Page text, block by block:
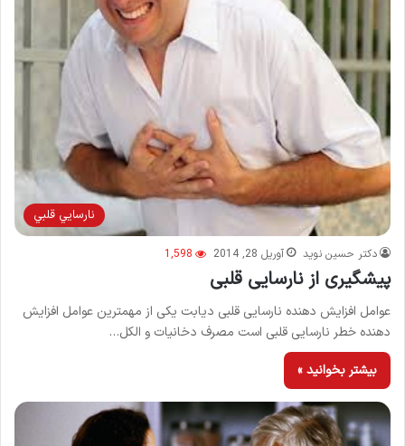
نارسايي قلبي
دکتر حسین نوید آوریل 28, 2014 1,598
پیشگیری از نارسایی قلبی
عوامل افزایش دهنده نارسایی قلبی دیابت یکی از مهمترین عوامل افزایش
دهنده خطر نارسایی قلبی است مصرف دخانیات و الکل…
بیشتر بخوانید »